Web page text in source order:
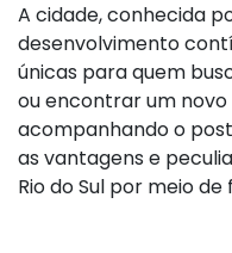
A cidade, conhecida
desenvolvimento
únicas para quem
ou encontrar um
acompanhando o
as vantagens e
Rio do Sul por meio